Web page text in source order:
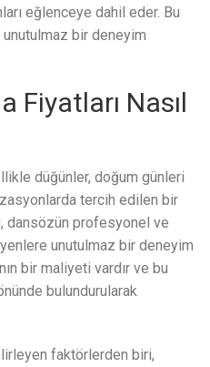
eğlenceye dahil eder. Bu
bir deneyim
Fiyatları Nasıl
düğünler, doğum günleri
tercih edilen bir
dansözün profesyonel ve
unutulmaz bir deneyim
bir maliyeti vardır ve bu
bulundurularak
faktörlerden biri,